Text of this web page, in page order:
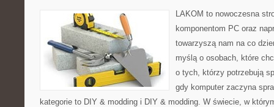
LAKOM to nowoczesna
komponentom PC oraz
towarzyszą nam na co
myślą o osobach, które
o tych, którzy potrzebują
gdy komputer zaczyna
kategorie to DIY & modding i DIY & modding. W świecie, w